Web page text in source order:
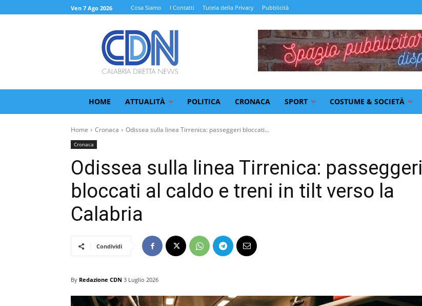
Ven 7 Ago 2026 Cosa Siamo I Contatti Tutela della Privacy Pubblicità
HOME ATTUALITÀ POLITICA CRONACA SPORT COSTUME & SOCIETÀ
Home Cronaca Odissea sulla linea Tirrenica: passeggeri bloccati...
Cronaca
Odissea sulla linea Tirrenica: passeggeri
bloccati al caldo e treni in tilt verso la
Calabria
Condividi
By Redazione CDN 3 Luglio 2026